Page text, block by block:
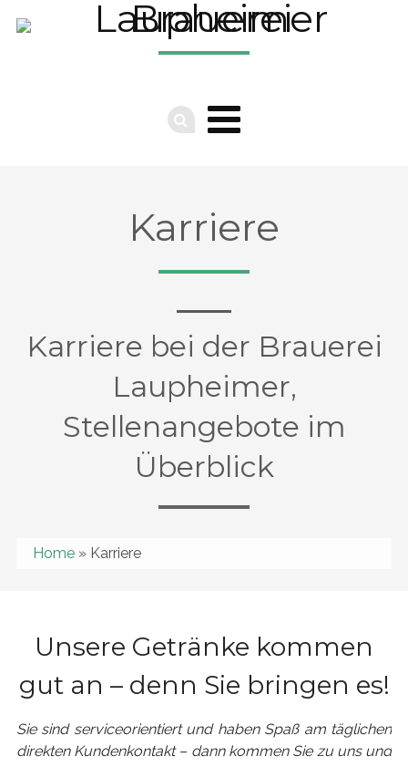
Karriere
Karriere bei der Brauerei
Laupheimer,
Stellenangebote im
Überblick
Home» Karriere
Unsere Getränke kommen
gut an – denn Sie bringen es!
Sie sind serviceorientiert und haben Spaß am täglichen
direkten Kundenkontakt – dann kommen Sie zu uns und